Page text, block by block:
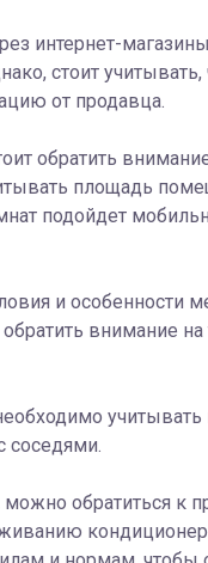
интернет-
стоит
от продавца.
обратить
площадь
подойдет
и особенности
внимание
соседями.
обратиться к